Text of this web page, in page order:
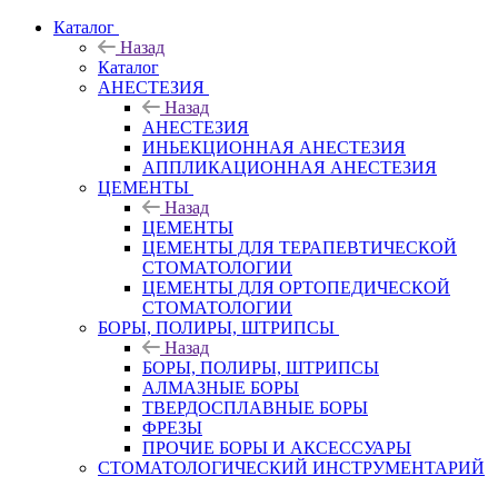
Каталог
Назад
Каталог
АНЕСТЕЗИЯ
Назад
АНЕСТЕЗИЯ
ИНЬЕКЦИОННАЯ АНЕСТЕЗИЯ
АППЛИКАЦИОННАЯ АНЕСТЕЗИЯ
ЦЕМЕНТЫ
Назад
ЦЕМЕНТЫ
ЦЕМЕНТЫ ДЛЯ ТЕРАПЕВТИЧЕСКОЙ
СТОМАТОЛОГИИ
ЦЕМЕНТЫ ДЛЯ ОРТОПЕДИЧЕСКОЙ
СТОМАТОЛОГИИ
БОРЫ, ПОЛИРЫ, ШТРИПСЫ
Назад
БОРЫ, ПОЛИРЫ, ШТРИПСЫ
АЛМАЗНЫЕ БОРЫ
ТВЕРДОСПЛАВНЫЕ БОРЫ
ФРЕЗЫ
ПРОЧИЕ БОРЫ И АКСЕССУАРЫ
СТОМАТОЛОГИЧЕСКИЙ ИНСТРУМЕНТАРИЙ